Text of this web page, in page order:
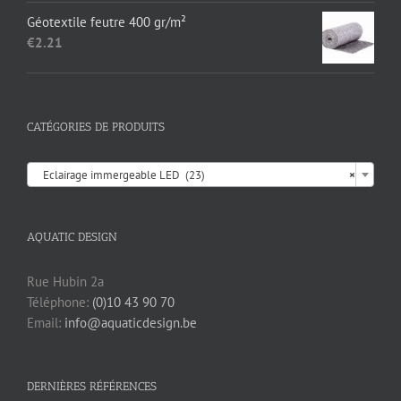
Géotextile feutre 400 gr/m²
€2.21
CATÉGORIES DE PRODUITS
×
Eclairage immergeable LED (23)
AQUATIC DESIGN
Rue Hubin 2a
Téléphone: (0)10 43 90 70
Email: info@aquaticdesign.be
DERNIÈRES RÉFÉRENCES